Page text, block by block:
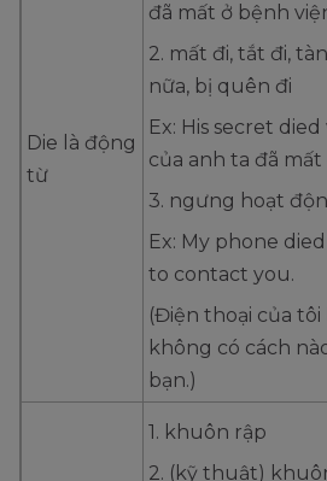
Die là động
từ
đã mất ở bệnh
2. mất đi, tắt đi,
nữa, bị quên đi
Ex: His secret
của anh ta đã
3. ngưng hoạt
Ex: My phone
to contact you.
(Điện thoại của
không có cách
bạn.)
1. khuôn rập
2. (kỹ thuật)